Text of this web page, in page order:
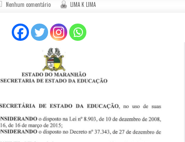
Nenhum comentário LIMA K LIMA